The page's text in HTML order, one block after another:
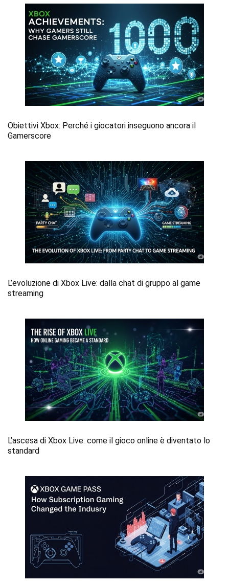
Obiettivi Xbox: Perché i giocatori inseguono ancora il
Gamerscore
L’evoluzione di Xbox Live: dalla chat di gruppo al game
streaming
L’ascesa di Xbox Live: come il gioco online è diventato lo
standard